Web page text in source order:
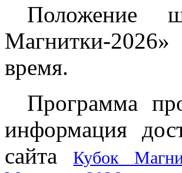
Положение
Магнитки-
время.
Программа
информация
сайтаКубок